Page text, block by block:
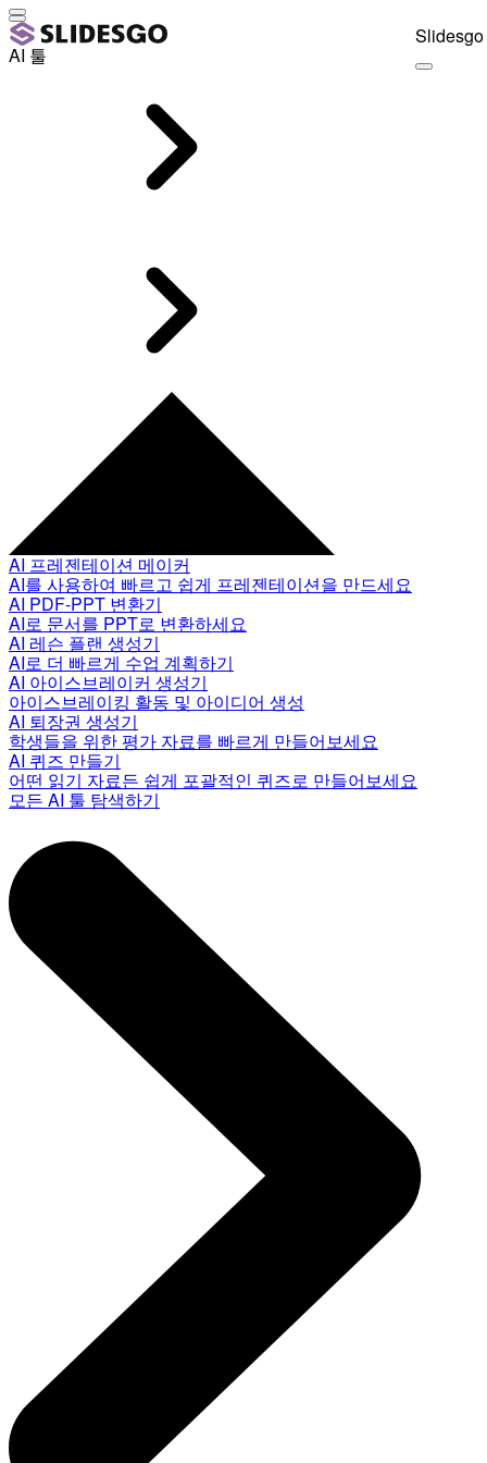
AI 툴
AI 프레젠테이션 메이커
AI를 사용하여 빠르고 쉽게 프레젠테이션을 만드세요
AI PDF-PPT 변환기
AI로 문서를 PPT로 변환하세요
AI 레슨 플랜 생성기
AI로 더 빠르게 수업 계획하기
AI 아이스브레이커 생성기
아이스브레이킹 활동 및 아이디어 생성
AI 퇴장권 생성기
학생들을 위한 평가 자료를 빠르게 만들어보세요
AI 퀴즈 만들기
어떤 읽기 자료든 쉽게 포괄적인 퀴즈로 만들어보세요
모든 AI 툴 탐색하기